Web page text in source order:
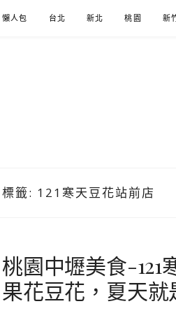
懶人包 台北 新北 桃園 新
標籤: 121寒天豆花站前店
桃園中壢美食-
果花豆花，夏天